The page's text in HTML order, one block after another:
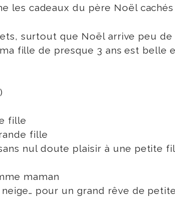
les cadeaux du père Noël
surtout que Noël arrive peu de
fille de presque 3 ans est belle
fille
fille
nul doute plaisir à une petite
maman
pour un grand rêve de